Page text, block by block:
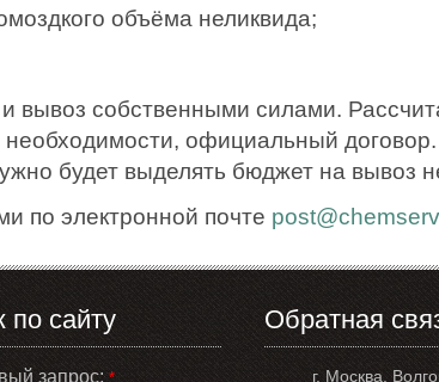
объёма неликвида;
вывоз собственными силами.
официальный
будет выделять бюджет на вывоз
по электронной почте
по сайту
запрос:*
Обратная
г. Москва,